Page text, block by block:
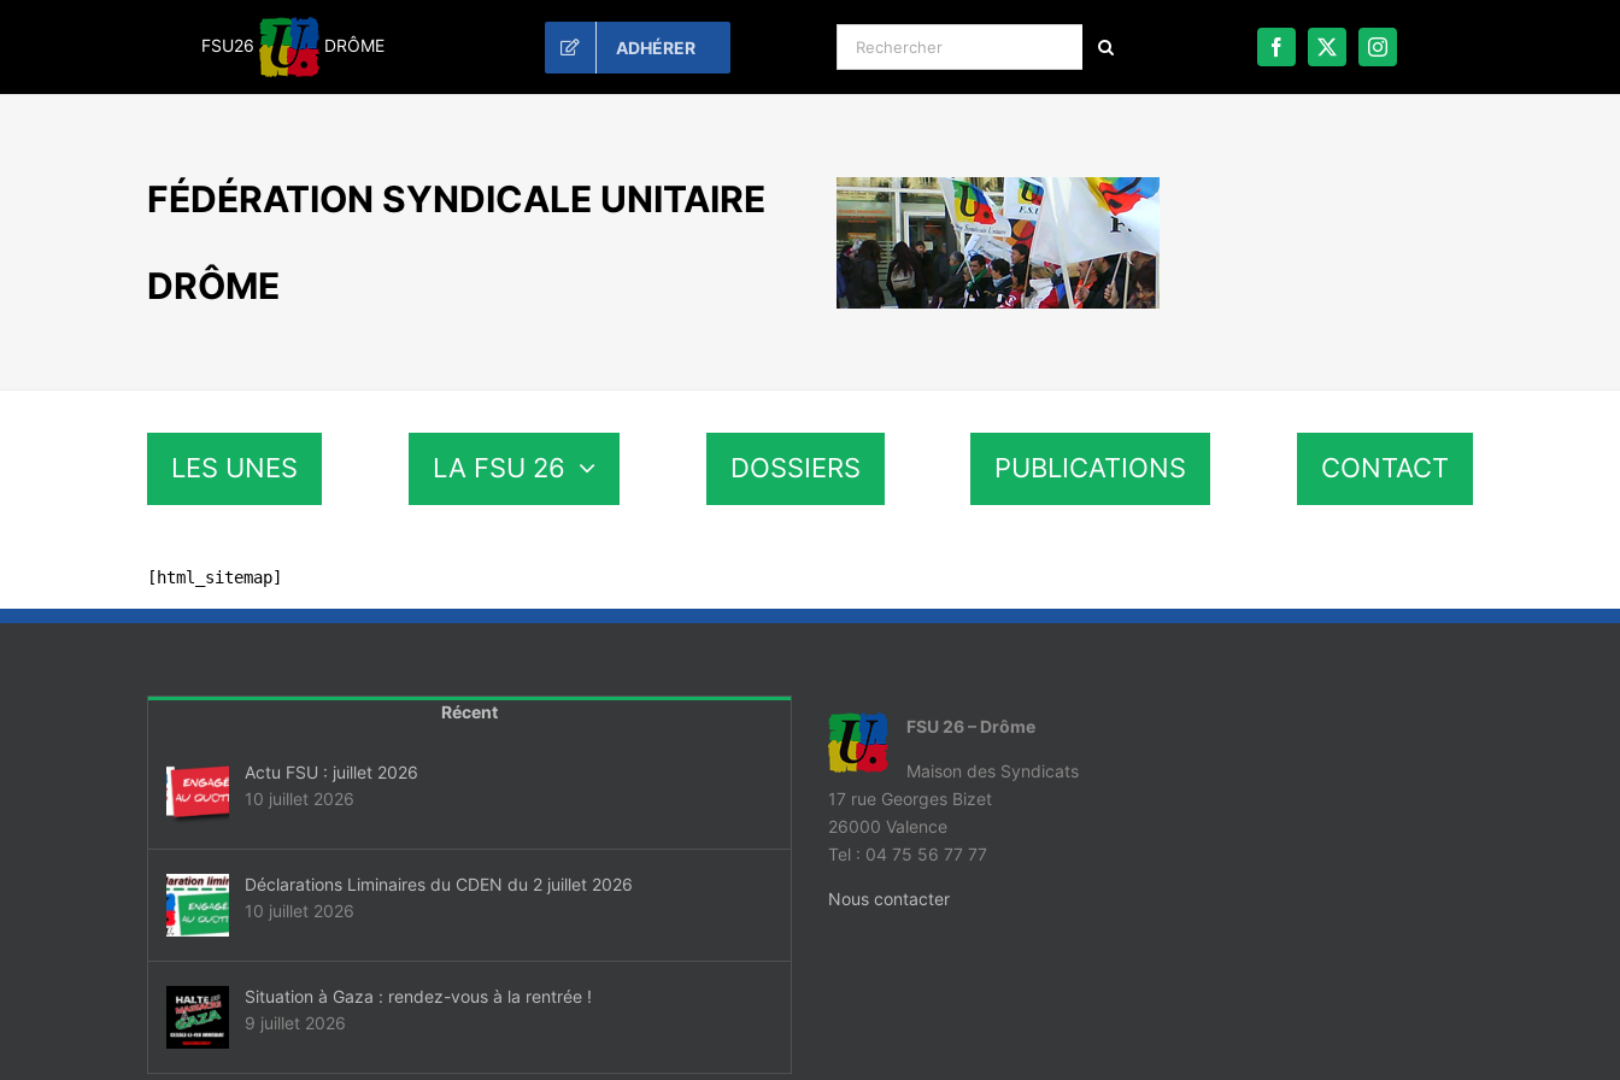
FSU26 DRÔME ADHÉRER Rechercher:
FÉDÉRATION SYNDICALE UNITAIRE
DRÔME
LES UNES LA FSU 26 DOSSIERS PUBLICATIONS CONTACT
[html_sitemap]
Récent
Actu FSU : juillet 2026
10 juillet 2026
Déclarations Liminaires du CDEN du 2 juillet 2026
10 juillet 2026
Situation à Gaza : rendez-vous à la rentrée !
9 juillet 2026
FSU 26 – Drôme
Maison des Syndicats
17 rue Georges Bizet
26000 Valence
Tel : 04 75 56 77 77
Nous contacter